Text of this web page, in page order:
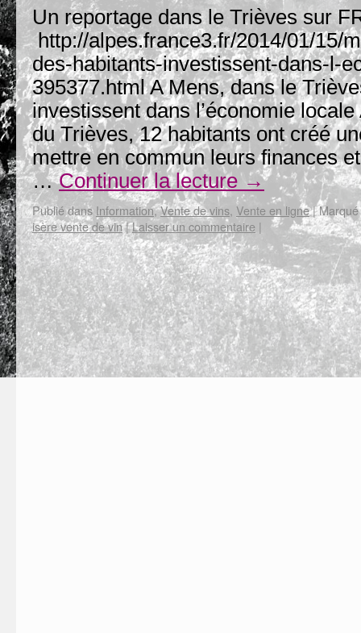
Un reportage dans le Trièves sur
http://alpes.france3.fr/2014/01/15/
des-habitants-investissent-dans-l-
395377.html A Mens, dans le
investissent dans l’économie
du Trièves, 12 habitants ont créé
mettre en commun leurs finances
…Continuer la lecture →
Publié dans Information,Vente de vins Vente en ligne|
isère vente de vin|Laisser un commentaire |